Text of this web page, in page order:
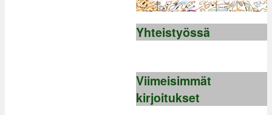
Yhteistyössä
Viimeisimmät
kirjoitukset